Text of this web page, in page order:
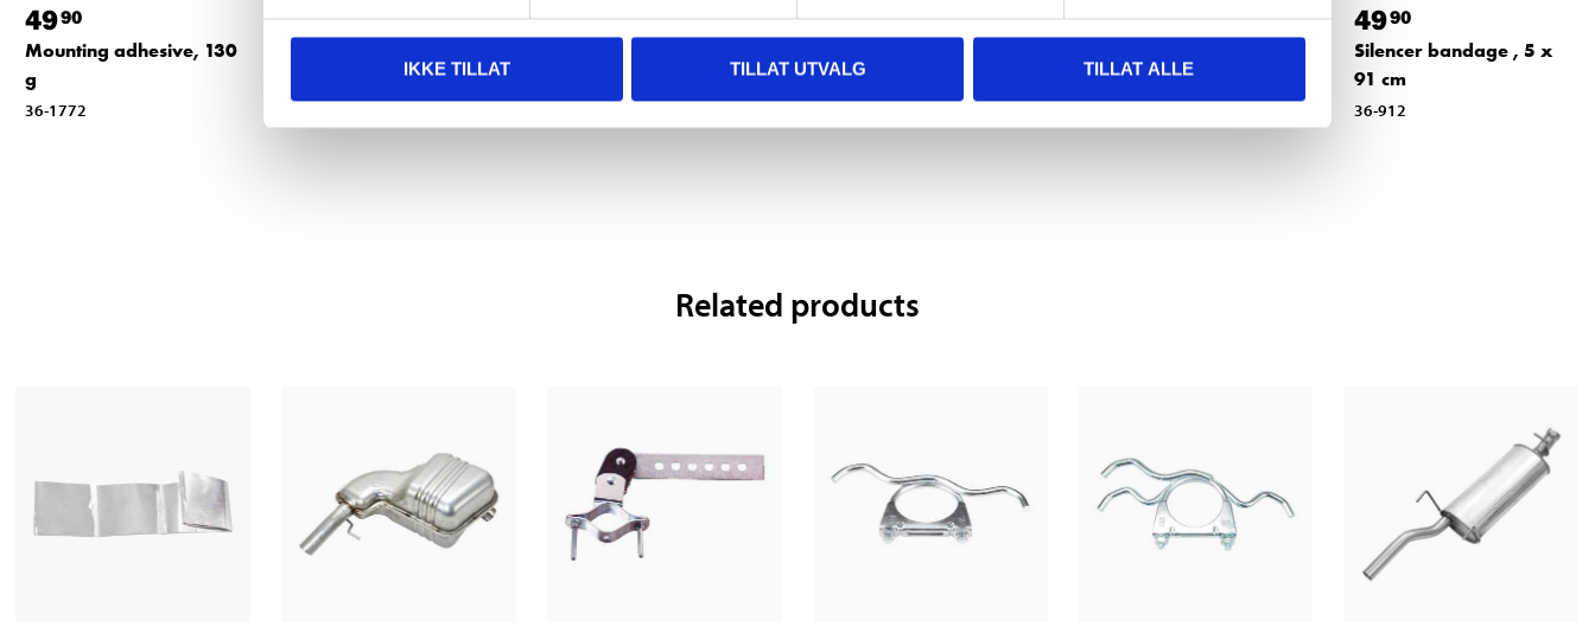
IKKE TILLAT TILLAT UTVALG TILLAT ALLE
4990
Mounting adhesive, 130
g
36-1772
649,- 4490 3490
98-2501
3490
universal
4990
Silencer bandage , 5 x
91 cm
36-912
Related products